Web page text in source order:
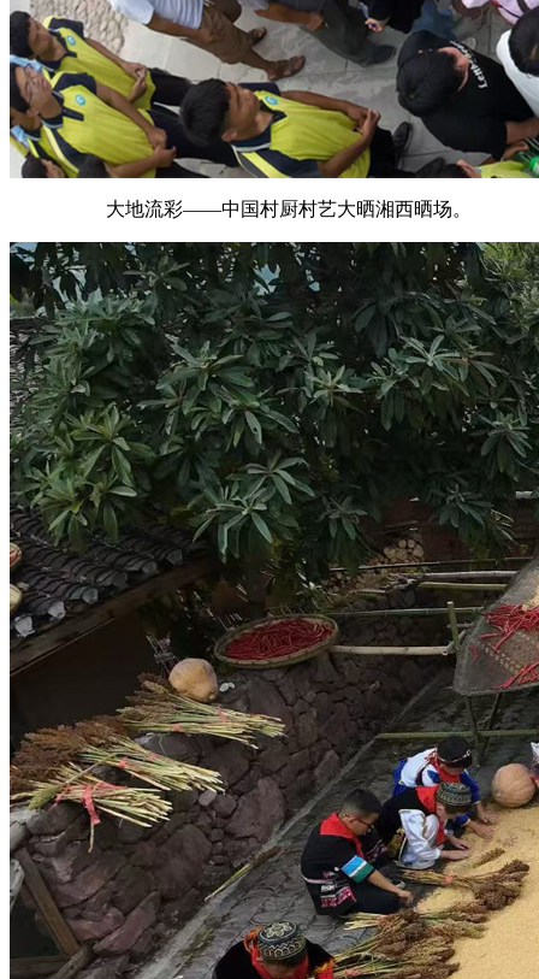
大地流彩——中国村厨村艺大晒湘西晒场。